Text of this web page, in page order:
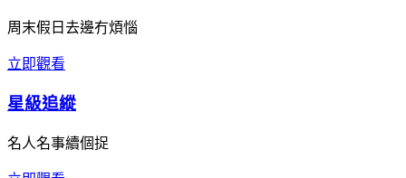
周末假日去邊冇煩惱
立即觀看
星級追縱
名人名事續個捉